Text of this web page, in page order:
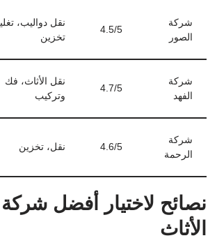
شركة
الصور
4.5/5
نقل دواليب،
تخزين
شركة
الفهد
4.7/5
نقل الأثاث، فك
وتركيب
شركة
الرحمة
4.6/5 نقل، تخزين
نصائح لاختيار أفضل
الأثاث